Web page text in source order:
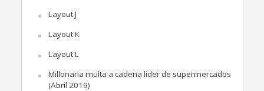
Layout J
Layout K
Layout L
Millonaria multa a cadena líder de supermercados
(Abril 2019)